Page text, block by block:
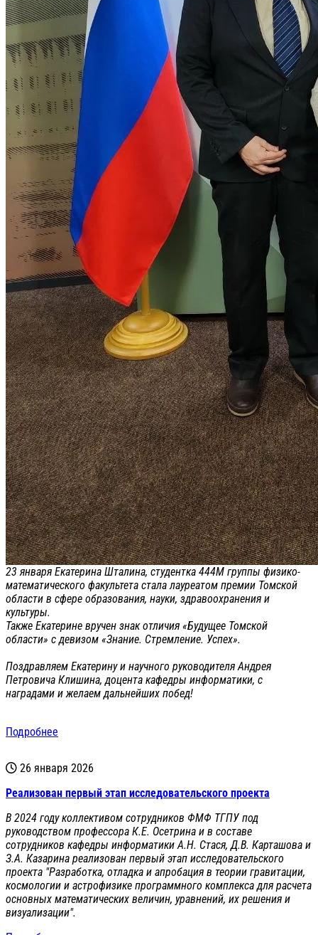
23 января Екатерина Шталина, студентка 444М группы физико-
математического факультета стала лауреатом премии Томской
области в сфере образования, науки, здравоохранения и
культуры.
Также Екатерине вручен знак отличия «Будущее Томской
области» с девизом «Знание. Стремление. Успех».
Поздравляем Екатерину и научного руководителя Андрея
Петровича Клишина, доцента кафедры информатики, с
наградами и желаем дальнейших побед!
Подробнее
26 января 2026
Реализован первый этап исследовательского проекта
В 2024 году коллективом сотрудников ФМФ ТГПУ под
руководством профессора К.Е. Осетрина и в составе
сотрудников кафедры информатики А.Н. Стася, Д.В. Карташова и
З.А. Казарина реализован первый этап исследовательского
проекта "Разработка, отладка и апробация в теории гравитации,
космологии и астрофизике программного комплекса для расчета
основных математических величин, уравнений, их решения и
визуализации".